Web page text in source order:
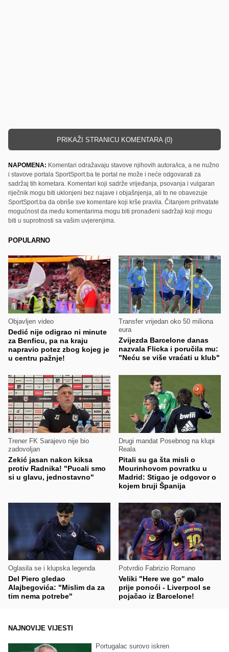
PRIKAŽI STRANICU KOMENTARA (0)
NAPOMENA: Komentari odražavaju stavove njihovih autora/ica, a ne nužno
i stavove portala SportSport.ba te portal ne može i neće odgovarati za
sadržaj tih kometara. Komentari koji sadrže vrijeđanja, psovanja i vulgaran
riječnik mogu biti uklonjeni bez najave i objašnjenja, ali to ne obavezuje
SportSport.ba da obriše sve komentare koji krše pravila. Čitanjem prihvatate
mogućnost da među komentarima mogu biti pronađeni sadržaji koji mogu
biti u suprotnosti sa vašim uvjerenjima.
POPULARNO
Objavljen video
Dedić nije odigrao ni minute
za Benficu, pa na kraju
napravio potez zbog kojeg je
u centru pažnje!
Transfer vrijedan oko 50 miliona
eura
Zvijezda Barcelone danas
nazvala Flicka i poručila mu:
"Neću se više vraćati u klub"
Trener FK Sarajevo nije bio
zadovoljan
Zekić jasan nakon kiksa
protiv Radnika! "Pucali smo
si u glavu, jednostavno"
Drugi mandat Posebnog na klupi
Reala
Pitali su ga šta misli o
Mourinhovom povratku u
Madrid: Stigao je odgovor o
kojem bruji Španija
Oglasila se i klupska legenda
Del Piero gledao
Alajbegovića: "Mislim da za
tim nema potrebe"
Potvrdio Fabrizio Romano
Veliki "Here we go" malo
prije ponoći - Liverpool se
pojačao iz Barcelone!
NAJNOVIJE VIJESTI
Portugalac surovo iskren